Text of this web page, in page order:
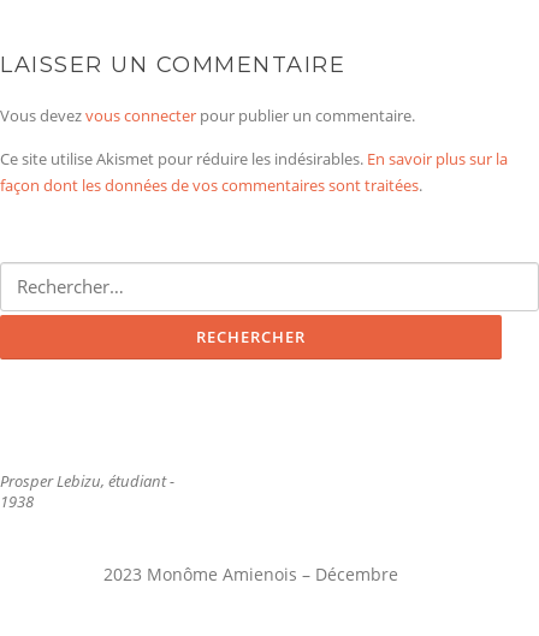
LAISSER UN COMMENTAIRE
Vous devezvous connecter pour publier un commentaire.
Ce site utilise Akismet pour réduire les indésirables. En savoir plus sur la
façon dont les données de vos commentaires sont traitées.
Rechercher :
Prosper Lebizu, étudiant -
1938
2023 Monôme Amienois – Décembre